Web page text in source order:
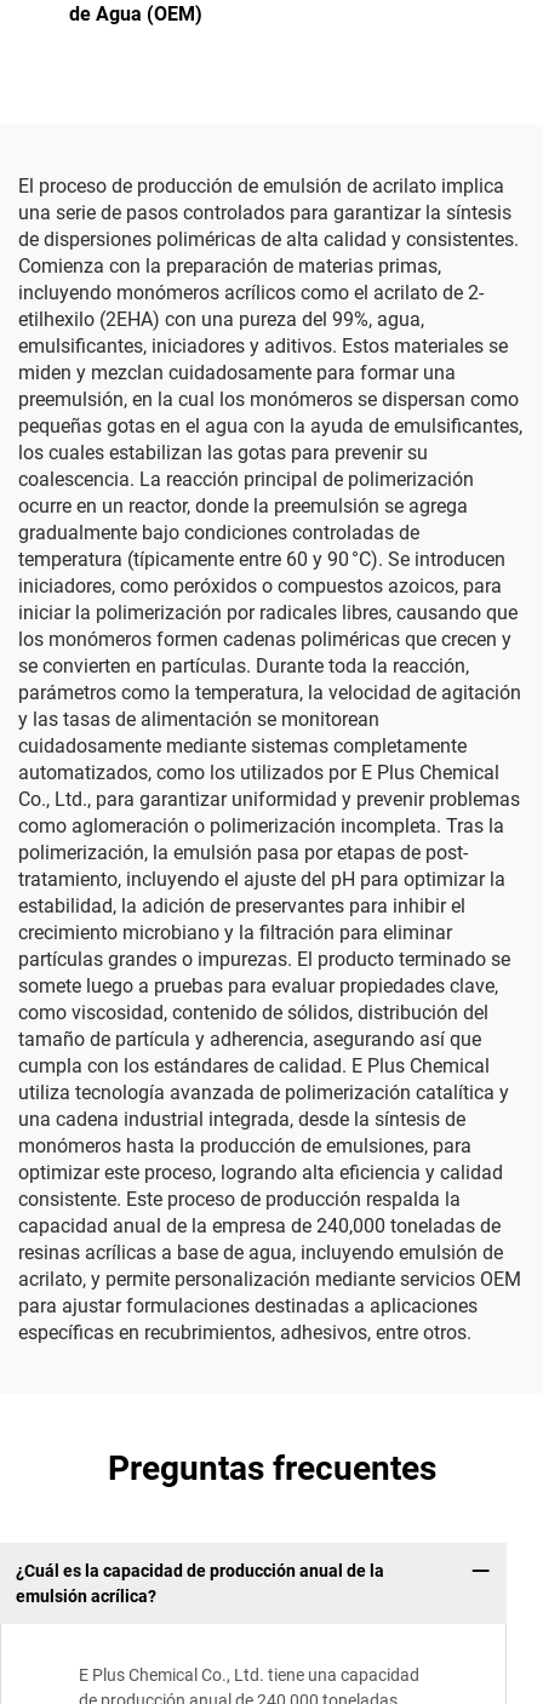
de Agua (OEM)
El proceso de producción de emulsión de acrilato implica
una serie de pasos controlados para garantizar la síntesis
de dispersiones poliméricas de alta calidad y consistentes.
Comienza con la preparación de materias primas,
incluyendo monómeros acrílicos como el acrilato de 2-
etilhexilo (2EHA) con una pureza del 99%, agua,
emulsificantes, iniciadores y aditivos. Estos materiales se
miden y mezclan cuidadosamente para formar una
preemulsión, en la cual los monómeros se dispersan como
pequeñas gotas en el agua con la ayuda de emulsificantes,
los cuales estabilizan las gotas para prevenir su
coalescencia. La reacción principal de polimerización
ocurre en un reactor, donde la preemulsión se agrega
gradualmente bajo condiciones controladas de
temperatura (típicamente entre 60 y 90 °C). Se introducen
iniciadores, como peróxidos o compuestos azoicos, para
iniciar la polimerización por radicales libres, causando que
los monómeros formen cadenas poliméricas que crecen y
se convierten en partículas. Durante toda la reacción,
parámetros como la temperatura, la velocidad de agitación
y las tasas de alimentación se monitorean
cuidadosamente mediante sistemas completamente
automatizados, como los utilizados por E Plus Chemical
Co., Ltd., para garantizar uniformidad y prevenir problemas
como aglomeración o polimerización incompleta. Tras la
polimerización, la emulsión pasa por etapas de post-
tratamiento, incluyendo el ajuste del pH para optimizar la
estabilidad, la adición de preservantes para inhibir el
crecimiento microbiano y la filtración para eliminar
partículas grandes o impurezas. El producto terminado se
somete luego a pruebas para evaluar propiedades clave,
como viscosidad, contenido de sólidos, distribución del
tamaño de partícula y adherencia, asegurando así que
cumpla con los estándares de calidad. E Plus Chemical
utiliza tecnología avanzada de polimerización catalítica y
una cadena industrial integrada, desde la síntesis de
monómeros hasta la producción de emulsiones, para
optimizar este proceso, logrando alta eficiencia y calidad
consistente. Este proceso de producción respalda la
capacidad anual de la empresa de 240,000 toneladas de
resinas acrílicas a base de agua, incluyendo emulsión de
acrilato, y permite personalización mediante servicios OEM
para ajustar formulaciones destinadas a aplicaciones
específicas en recubrimientos, adhesivos, entre otros.
Preguntas frecuentes
¿Cuál es la capacidad de producción anual de la
emulsión acrílica?
E Plus Chemical Co., Ltd. tiene una capacidad